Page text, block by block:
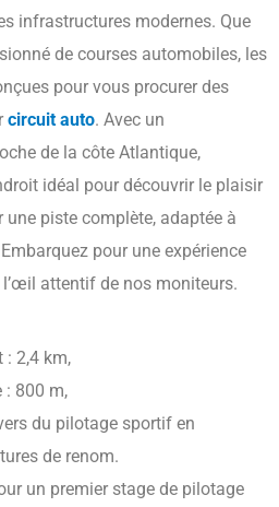
infrastructures modernes. Que
de courses automobiles, les
pour vous procurer des
circuit auto. Avec un
de la côte Atlantique,
idéal pour découvrir le plaisir
piste complète, adaptée à
pour une expérience
attentif de nos moniteurs.
: 2,4 km,
: 800 m,
du pilotage sportif en
de renom.
un premier stage de pilotage